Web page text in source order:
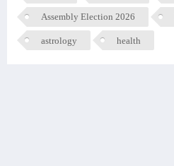
Assembly Election 2026
astrology health